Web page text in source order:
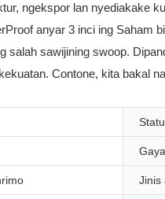
ngekspor lan nyediakake
anyar 3 inci ing Saham
salah sawijining swoop.
Contone, kita bakal
Jinis